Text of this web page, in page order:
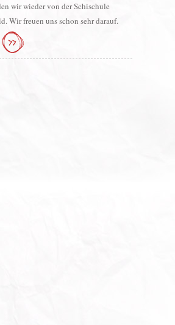
wir wieder von der Schischule
Wir freuen uns schon sehr darauf.